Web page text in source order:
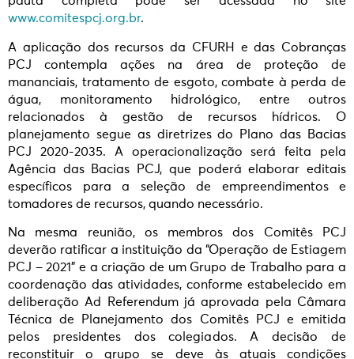
www.comitespcj.org.br.
A aplicação dos recursos da CFURH e das Cobranças
PCJ contempla ações na área de proteção de
mananciais, tratamento de esgoto, combate à perda de
água, monitoramento hidrológico, entre outros
relacionados à gestão de recursos hídricos. O
planejamento segue as diretrizes do Plano das Bacias
PCJ 2020-2035. A operacionalização será feita pela
Agência das Bacias PCJ, que poderá elaborar editais
específicos para a seleção de empreendimentos e
tomadores de recursos, quando necessário.
Na mesma reunião, os membros dos Comitês PCJ
deverão ratificar a instituição da “Operação de Estiagem
PCJ – 2021” e a criação de um Grupo de Trabalho para a
coordenação das atividades, conforme estabelecido em
deliberação Ad Referendum já aprovada pela Câmara
Técnica de Planejamento dos Comitês PCJ e emitida
pelos presidentes dos colegiados. A decisão de
reconstituir o grupo se deve às atuais condições